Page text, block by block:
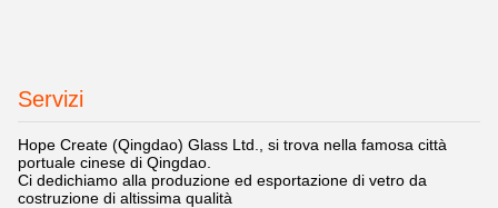
Servizi
Hope Create (Qingdao) Glass Ltd., si trova nella famosa città
portuale cinese di Qingdao.
Ci dedichiamo alla produzione ed esportazione di vetro da
costruzione di altissima qualità